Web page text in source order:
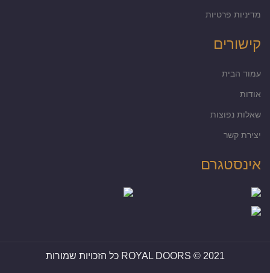
מדיניות פרטיות
קישורים
עמוד הבית
אודות
שאלות נפוצות
יצירת קשר
אינסטגרם
ROYAL DOORS © 2021 כל הזכויות שמורות